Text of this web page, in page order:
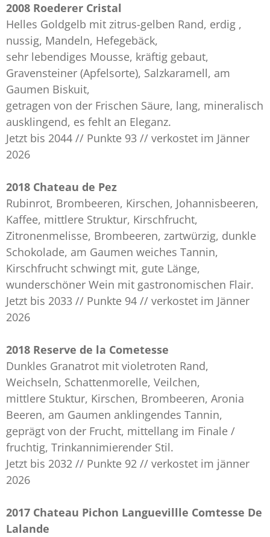
2008 Roederer Cristal
Helles Goldgelb mit zitrus-gelben Rand, erdig ,
nussig, Mandeln, Hefegebäck,
sehr lebendiges Mousse, kräftig gebaut,
Gravensteiner (Apfelsorte), Salzkaramell, am
Gaumen Biskuit,
getragen von der Frischen Säure, lang, mineralisch
ausklingend, es fehlt an Eleganz.
Jetzt bis 2044 // Punkte 93 // verkostet im Jänner
2026
2018 Chateau de Pez
Rubinrot, Brombeeren, Kirschen, Johannisbeeren,
Kaffee, mittlere Struktur, Kirschfrucht,
Zitronenmelisse, Brombeeren, zartwürzig, dunkle
Schokolade, am Gaumen weiches Tannin,
Kirschfrucht schwingt mit, gute Länge,
wunderschöner Wein mit gastronomischen Flair.
Jetzt bis 2033 // Punkte 94 // verkostet im Jänner
2026
2018 Reserve de la Cometesse
Dunkles Granatrot mit violetroten Rand,
Weichseln, Schattenmorelle, Veilchen,
mittlere Stuktur, Kirschen, Brombeeren, Aronia
Beeren, am Gaumen anklingendes Tannin,
geprägt von der Frucht, mittellang im Finale /
fruchtig, Trinkannimierender Stil.
Jetzt bis 2032 // Punkte 92 // verkostet im jänner
2026
2017 Chateau Pichon Languevillle Comtesse De
Lalande